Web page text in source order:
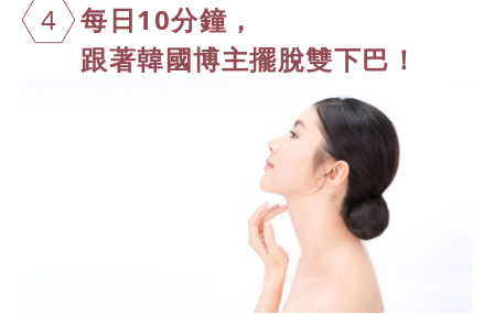
4
每日10分鐘，
跟著韓國博主擺脫雙下巴！